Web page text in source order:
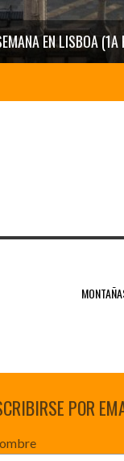
EN LISBOA (1A
POR